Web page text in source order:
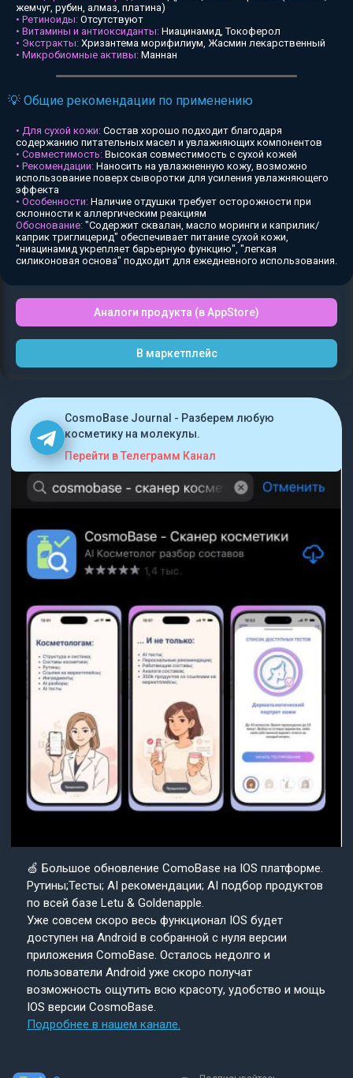
жемчуг, рубин, алмаз, платина)
• Ретиноиды: Отсутствуют
• Витамины и антиоксиданты: Ниацинамид, Токоферол
• Экстракты: Хризантема морифилиум, Жасмин лекарственный
• Микробиомные активы: Маннан
💡 Общие рекомендации по применению
• Для сухой кожи: Состав хорошо подходит благодаря
содержанию питательных масел и увлажняющих компонентов
• Совместимость: Высокая совместимость с сухой кожей
• Рекомендации: Наносить на увлажненную кожу, возможно
использование поверх сыворотки для усиления увлажняющего
эффекта
• Особенности: Наличие отдушки требует осторожности при
склонности к аллергическим реакциям
Обоснование: "Содержит сквалан, масло моринги и каприлик/
каприк триглицерид" обеспечивает питание сухой кожи,
"ниацинамид укрепляет барьерную функцию", "легкая
силиконовая основа" подходит для ежедневного использования.
Аналоги продукта (в AppStore)
В маркетплейс
CosmoBase Journal - Разберем любую
косметику на молекулы.
Перейти в Телеграмм Канал
🍏 Большое обновление ComoBase на IOS платформе.
Рутины;Тесты; AI рекомендации; AI подбор продуктов
по всей базе Letu & Goldenapple.
Уже совсем скоро весь функционал IOS будет
доступен на Android в собранной с нуля версии
приложения ComoBase. Осталось недолго и
пользователи Android уже скоро получат
возможность ощутить всю красоту, удобство и мощь
IOS версии CosmoBase.
Подробнее в нашем канале.